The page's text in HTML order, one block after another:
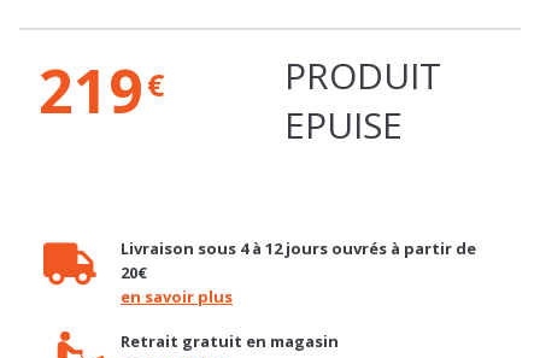
219€
PRODUIT
EPUISE
en savoir plus
Retrait gratuit en magasin